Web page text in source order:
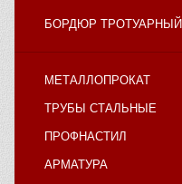
БОРДЮР ТРОТУАРНЫЙ
МЕТАЛЛОПРОКАТ
ТРУБЫ СТАЛЬНЫЕ
ПРОФНАСТИЛ
АРМАТУРА